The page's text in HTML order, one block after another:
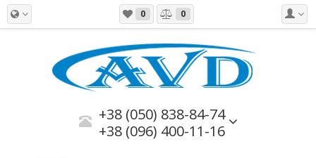
0 0
+38 (050) 838-84-74
+38 (096) 400-11-16